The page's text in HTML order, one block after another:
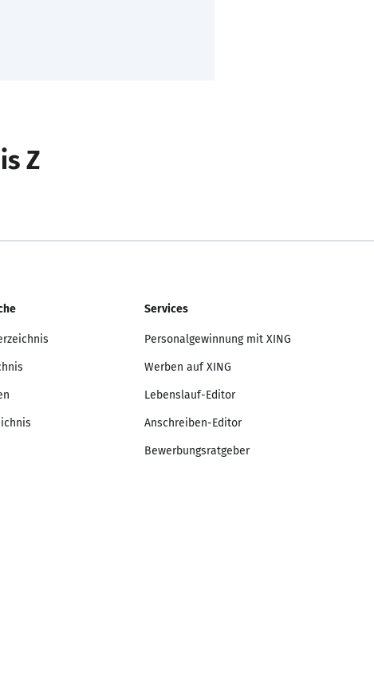
Z
Services
Personalgewinnung mit XING
Werben auf XING
Lebenslauf-Editor
Anschreiben-Editor
Bewerbungsratgeber